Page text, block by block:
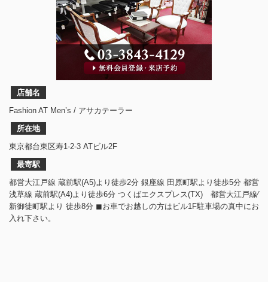
店舗名
Fashion AT Men’s / アサカテーラー
所在地
東京都台東区寿1-2-3 ATビル2F
最寄駅
都営大江戸線 蔵前駅(A5)より徒歩2分 銀座線 田原町駅より徒歩5分 都営
浅草線 蔵前駅(A4)より徒歩6分 つくばエクスプレス(TX) 都営大江戸線⁄
新御徒町駅より 徒歩8分 ◼︎お車でお越しの方はビル1F駐車場の真中にお
入れ下さい。